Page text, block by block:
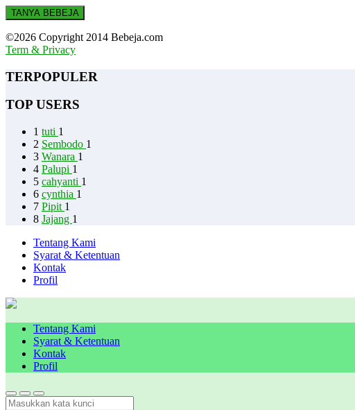
TANYA BEBEJA
©2026 Copyright 2014 Bebeja.com
Term & Privacy
TERPOPULER
TOP USERS
1 tuti 1
2 Sembodo 1
3 Wanara 1
4 Palupi 1
5 cahyanti 1
6 cynthia 1
7 Pipit 1
8 Jajang 1
Tentang Kami
Syarat & Ketentuan
Kontak
Profil
Tentang Kami
Syarat & Ketentuan
Kontak
Profil